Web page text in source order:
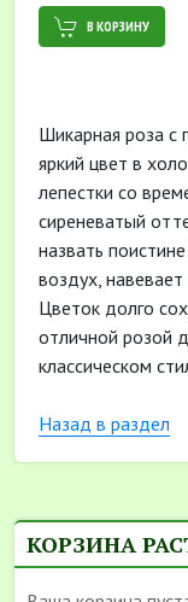
В КОРЗИНУ
Шикарная роза с
яркий цвет в
лепестки со
сиреневатый
назвать
воздух,
Цветок долго
отличной розой
классическом
Назад в раздел
КОРЗИНА